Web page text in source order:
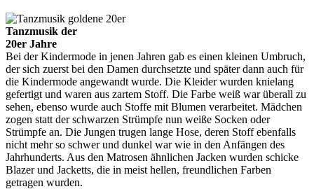
Tanzmusik der
20er Jahre
Bei der Kindermode in jenen Jahren gab es einen kleinen Umbruch,
der sich zuerst bei den Damen durchsetzte und später dann auch für
die Kindermode angewandt wurde. Die Kleider wurden knielang
gefertigt und waren aus zartem Stoff. Die Farbe weiß war überall zu
sehen, ebenso wurde auch Stoffe mit Blumen verarbeitet. Mädchen
zogen statt der schwarzen Strümpfe nun weiße Socken oder
Strümpfe an. Die Jungen trugen lange Hose, deren Stoff ebenfalls
nicht mehr so schwer und dunkel war wie in den Anfängen des
Jahrhunderts. Aus den Matrosen ähnlichen Jacken wurden schicke
Blazer und Jacketts, die in meist hellen, freundlichen Farben
getragen wurden.